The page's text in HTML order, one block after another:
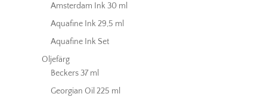
Amsterdam Ink 30 ml
Aquafine Ink 29,5 ml
Aquafine Ink Set
Oljefärg
Beckers 37 ml
Georgian Oil 225 ml